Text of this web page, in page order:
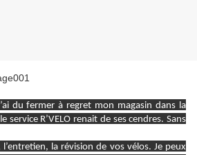
du fermer à regret mon magasin dans la
service R’VELO renait de ses cendres. Sans
la révision de vos vélos. Je peux